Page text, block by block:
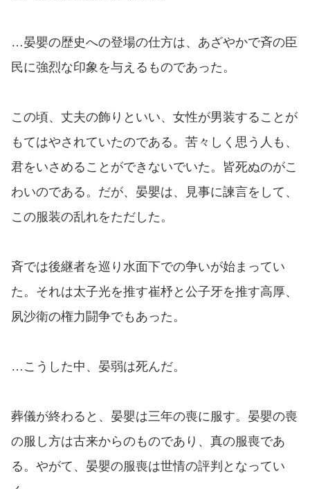
…晏嬰の歴史への登場の仕方は、あざやかで斉の臣
民に強烈な印象を与えるものであった。
この頃、丈夫の飾りといい、女性が男装することが
もてはやされていたのである。苦々しく思う人も、
君をいさめることができないでいた。皆死ぬのがこ
わいのである。だが、晏嬰は、見事に諫言をして、
この服装の乱れをただした。
斉では後継者を巡り水面下での争いが始まってい
た。それは太子光を推す崔杼と公子牙を推す高厚、
夙沙衛の権力闘争でもあった。
…こうした中、晏弱は死んだ。
葬儀が終わると、晏嬰は三年の喪に服す。晏嬰の喪
の服し方は古来からのものであり、真の服喪であ
る。やがて、晏嬰の服喪は世情の評判となってい